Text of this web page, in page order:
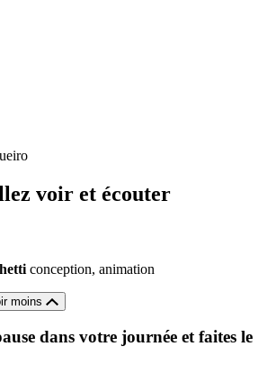
voir et écouter
conception, animation
moins
dans votre journée et faites le